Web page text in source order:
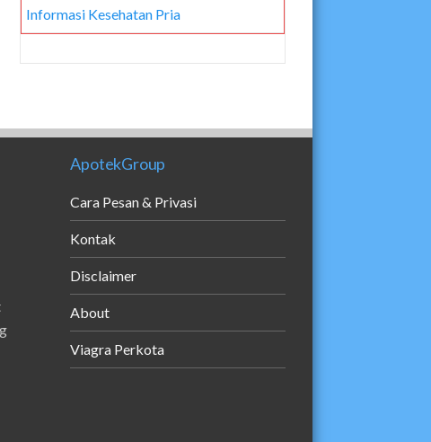
Informasi Kesehatan Pria
ApotekGroup
Cara Pesan & Privasi
Kontak
Disclaimer
About
Viagra Perkota